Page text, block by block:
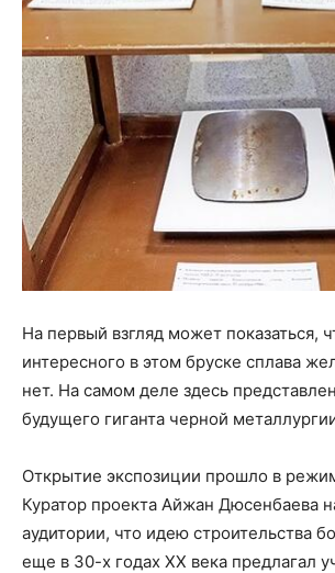
На первый взгляд может показаться,
интересного в этом бруске сплава
нет. На самом деле здесь
будущего гиганта черной
Открытие экспозиции прошло в
Куратор проекта Айжан Дюсенбаева
аудитории, что идею строительства
еще в 30-х годах XX века предлагал